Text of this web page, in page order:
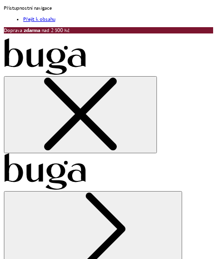
Přístupnostní navigace
Přejít k obsahu
Doprava zdarma nad 2 500 Kč